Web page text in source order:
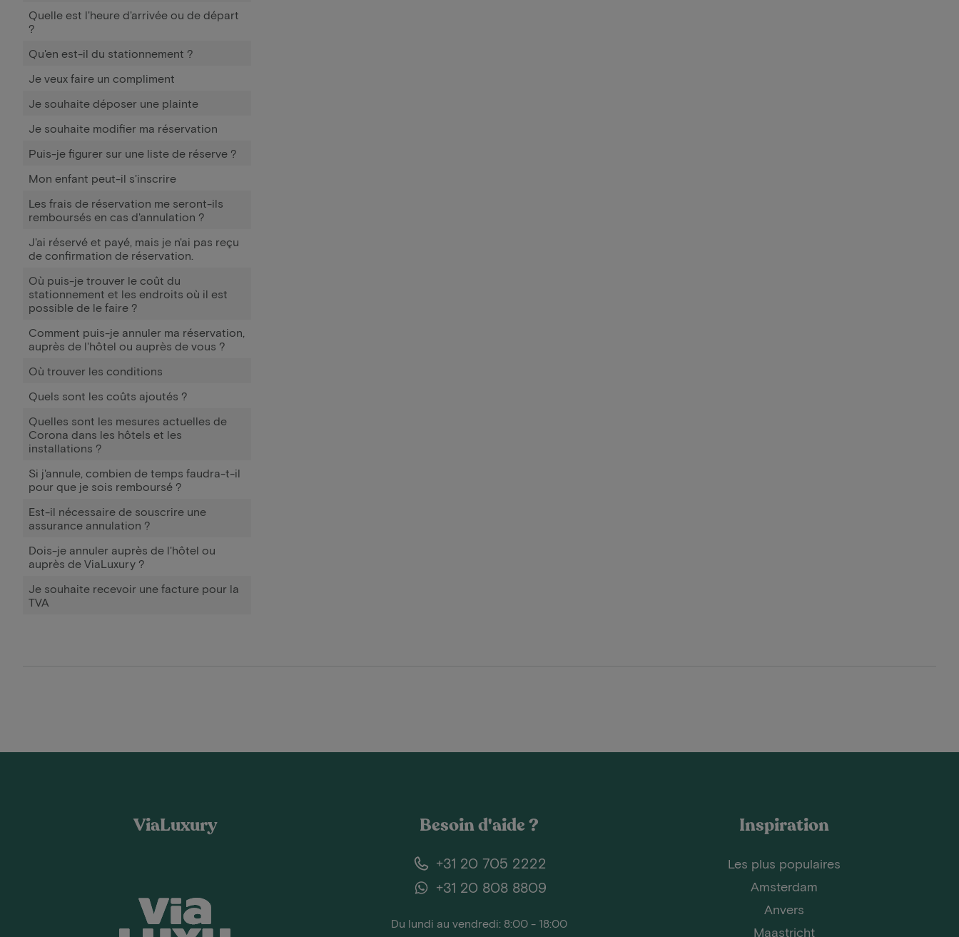
Quelle est l'heure d'arrivée ou de départ
?
Qu'en est-il du stationnement ?
Je veux faire un compliment
Je souhaite déposer une plainte
Je souhaite modifier ma réservation
Puis-je figurer sur une liste de réserve ?
Mon enfant peut-il s'inscrire
Les frais de réservation me seront-ils
remboursés en cas d'annulation ?
J'ai réservé et payé, mais je n'ai pas reçu
de confirmation de réservation.
Où puis-je trouver le coût du
stationnement et les endroits où il est
possible de le faire ?
Comment puis-je annuler ma réservation,
auprès de l'hôtel ou auprès de vous ?
Où trouver les conditions
Quels sont les coûts ajoutés ?
Quelles sont les mesures actuelles de
Corona dans les hôtels et les
installations ?
Si j'annule, combien de temps faudra-t-il
pour que je sois remboursé ?
Est-il nécessaire de souscrire une
assurance annulation ?
Dois-je annuler auprès de l'hôtel ou
auprès de ViaLuxury ?
Je souhaite recevoir une facture pour la
TVA
ViaLuxury Besoin d'aide ?
+31 20 705 2222
+31 20 808 8809
Du lundi au vendredi: 8:00 - 18:00
Inspiration
Les plus populaires
Amsterdam
Anvers
Maastricht